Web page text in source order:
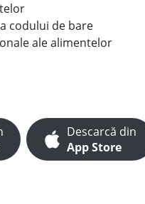
codului de bare
ale alimentelor
Descarcă din
App Store